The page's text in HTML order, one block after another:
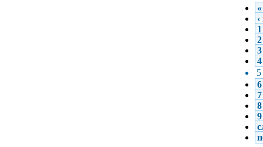
1
2
3
4
5
6
7
8
9